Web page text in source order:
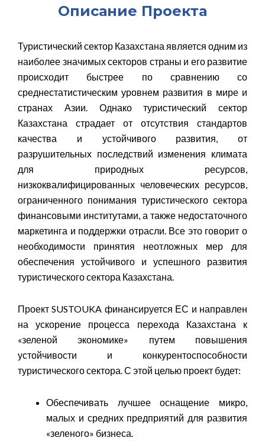
Описание Проекта
Туристический сектор Казахстана является одним из
наиболее значимых секторов страны и его развитие
происходит быстрее по сравнению со
среднестатистическим уровнем развития в мире и
странах Азии. Однако туристический сектор
Казахстана страдает от отсутствия стандартов
качества и устойчивого развития, от
разрушительных последствий изменения климата
для природных ресурсов,
низкоквалифицированных человеческих ресурсов,
ограниченного понимания туристического сектора
финансовыми институтами, а также недостаточного
маркетинга и поддержки отрасли. Все это говорит о
необходимости принятия неотложных мер для
обеспечения устойчивого и успешного развития
туристического сектора Казахстана.
Проект SUSTOUKA финансируется ЕС и направлен
на ускорение процесса перехода Казахстана к
«зеленой экономике» путем повышения
устойчивости и конкурентоспособности
туристического сектора. С этой целью проект будет:
Обеспечивать лучшее оснащение микро,
малых и средних предприятий для развития
«зеленого» бизнеса.